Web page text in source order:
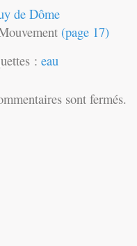
de Dôme
(page 17)
: eau
sont fermés.